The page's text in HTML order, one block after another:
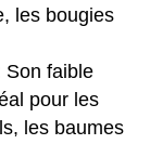
les bougies
Son faible
pour les
les baumes